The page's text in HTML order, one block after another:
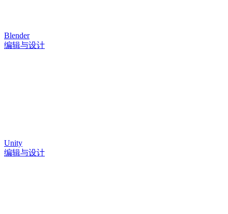
Blender
编辑与设计
Unity
编辑与设计